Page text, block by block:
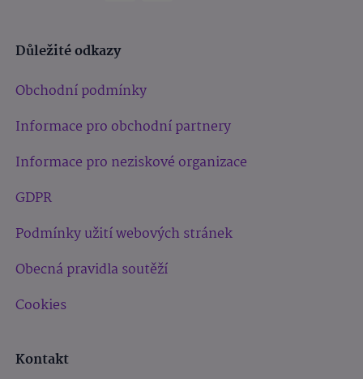
Důležité odkazy
Obchodní podmínky
Informace pro obchodní partnery
Informace pro neziskové organizace
GDPR
Podmínky užití webových stránek
Obecná pravidla soutěží
Cookies
Kontakt